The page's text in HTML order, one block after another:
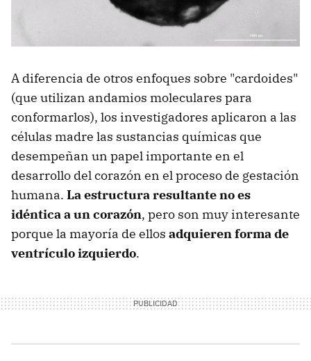
A diferencia de otros enfoques sobre "cardoides"
(que utilizan andamios moleculares para
conformarlos), los investigadores aplicaron a las
células madre las sustancias químicas que
desempeñan un papel importante en el
desarrollo del corazón en el proceso de gestación
humana. La estructura resultante no es
idéntica a un corazón, pero son muy interesante
porque la mayoría de ellos adquieren forma de
ventrículo izquierdo.